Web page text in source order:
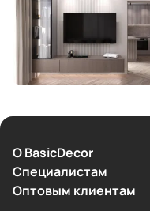
О BasicDecor
Cпециалистам
Оптовым клиентам